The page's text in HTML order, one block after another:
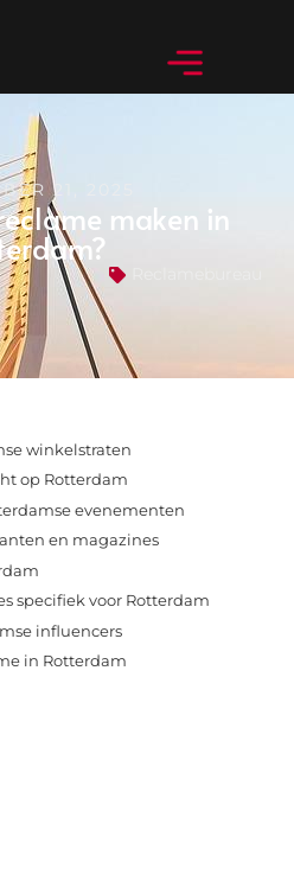
21, 2025
maken in
winkelstraten
op Rotterdam
evenementen
en magazines
specifiek voor Rotterdam
influencers
in Rotterdam